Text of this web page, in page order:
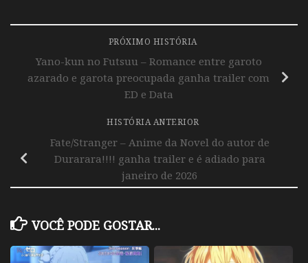
PRÓXIMO HISTÓRIA
Yano-kun no Futsuu – Romance entre garoto
azarado e garota preocupada ganha trailer com
ED e Data
HISTÓRIA ANTERIOR
Fate/Stranger – Anime da Novel do autor de
Durarara!!!! ganha trailer e é adiado para
janeiro de 2026
VOCÊ PODE GOSTAR...